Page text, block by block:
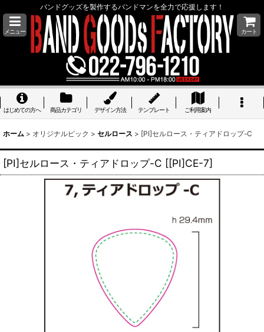
バンドグッズを製作するバンドマンを全力で応援します！
メニュー カート
はじめての方へ 商品カテゴリ デザイン方法 テンプレート ご利用案内
ホーム > オリジナルピック > セルロース > [PI]セルロース・ティアドロップ-C
[PI]セルロース・ティアドロップ-C [[PI]CE-7]